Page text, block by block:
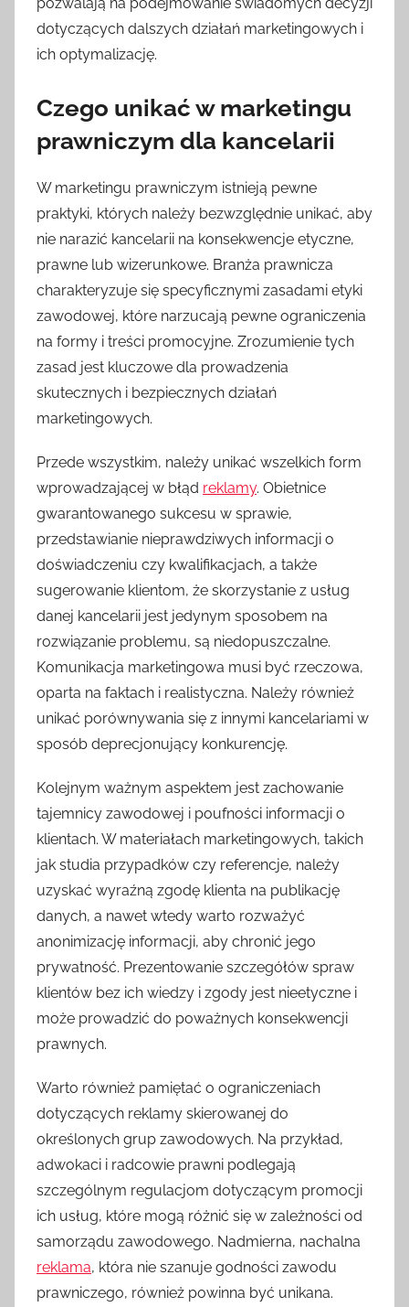
dotyczących dalszych działań marketingowych i
ich optymalizację.
Czego unikać w marketingu
prawniczym dla kancelarii
W marketingu prawniczym istnieją pewne
praktyki, których należy bezwzględnie unikać, aby
nie narazić kancelarii na konsekwencje etyczne,
prawne lub wizerunkowe. Branża prawnicza
charakteryzuje się specyficznymi zasadami etyki
zawodowej, które narzucają pewne ograniczenia
na formy i treści promocyjne. Zrozumienie tych
zasad jest kluczowe dla prowadzenia
skutecznych i bezpiecznych działań
marketingowych.
Przede wszystkim, należy unikać wszelkich form
wprowadzającej w błąd reklamy. Obietnice
gwarantowanego sukcesu w sprawie,
przedstawianie nieprawdziwych informacji o
doświadczeniu czy kwalifikacjach, a także
sugerowanie klientom, że skorzystanie z usług
danej kancelarii jest jedynym sposobem na
rozwiązanie problemu, są niedopuszczalne.
Komunikacja marketingowa musi być rzeczowa,
oparta na faktach i realistyczna. Należy również
unikać porównywania się z innymi kancelariami w
sposób deprecjonujący konkurencję.
Kolejnym ważnym aspektem jest zachowanie
tajemnicy zawodowej i poufności informacji o
klientach. W materiałach marketingowych, takich
jak studia przypadków czy referencje, należy
uzyskać wyraźną zgodę klienta na publikację
danych, a nawet wtedy warto rozważyć
anonimizację informacji, aby chronić jego
prywatność. Prezentowanie szczegółów spraw
klientów bez ich wiedzy i zgody jest nieetyczne i
może prowadzić do poważnych konsekwencji
prawnych.
Warto również pamiętać o ograniczeniach
dotyczących reklamy skierowanej do
określonych grup zawodowych. Na przykład,
adwokaci i radcowie prawni podlegają
szczególnym regulacjom dotyczącym promocji
ich usług, które mogą różnić się w zależności od
samorządu zawodowego. Nadmierna, nachalna
reklama, która nie szanuje godności zawodu
prawniczego, również powinna być unikana.